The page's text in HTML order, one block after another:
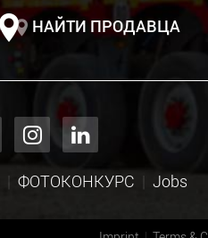
НАЙТИ ПРОДАВЦА
ФОТОКОНКУРС Jobs